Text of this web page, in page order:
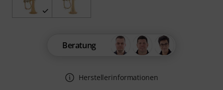
Beratung
Herstellerinformationen